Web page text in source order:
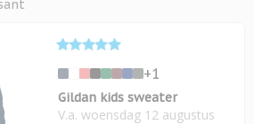
+1
Gildan kids sweater
V.a. woensdag 12 augustus